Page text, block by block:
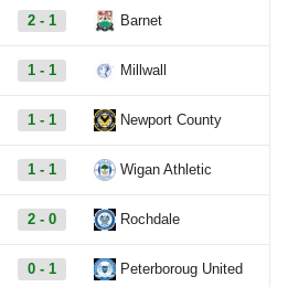
2 - 1 Barnet
1 - 1 Millwall
1 - 1 Newport County
1 - 1 Wigan Athletic
2 - 0 Rochdale
0 - 1 Peterboroug United